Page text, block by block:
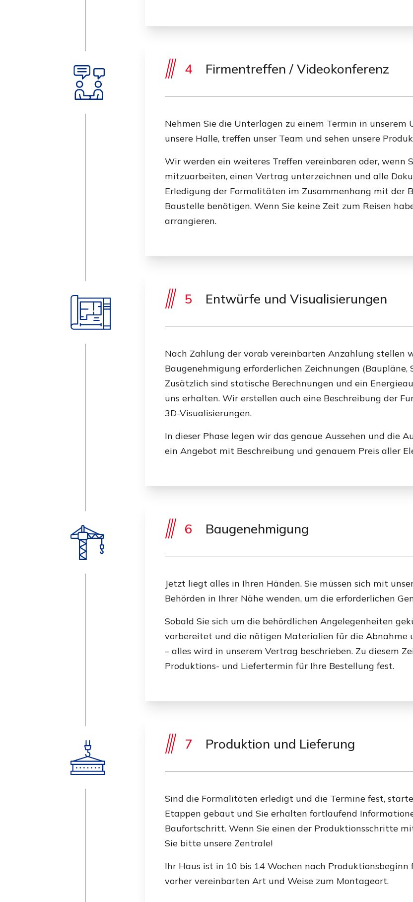
4 Firmentreffen / Videokonferenz
Nehmen Sie die Unterlagen zu einem Termin in
unsere Halle, treffen unser Team und sehen unsere
Wir werden ein weiteres Treffen vereinbaren oder, wenn
mitzuarbeiten, einen Vertrag unterzeichnen und alle
Erledigung der Formalitäten im Zusammenhang mit der
Baustelle benötigen. Wenn Sie keine Zeit zum Reisen
arrangieren.
5 Entwürfe und Visualisierungen
Nach Zahlung der vorab vereinbarten Anzahlung stellen
Baugenehmigung erforderlichen Zeichnungen
Zusätzlich sind statische Berechnungen und ein
uns erhalten. Wir erstellen auch eine Beschreibung der
3D-Visualisierungen.
In dieser Phase legen wir das genaue Aussehen und die
ein Angebot mit Beschreibung und genauem Preis aller
6 Baugenehmigung
Jetzt liegt alles in Ihren Händen. Sie müssen sich mit
Behörden in Ihrer Nähe wenden, um die erforderlichen
Sobald Sie sich um die behördlichen Angelegenheiten
vorbereitet und die nötigen Materialien für die Abnahme
– alles wird in unserem Vertrag beschrieben. Zu diesem
Produktions- und Liefertermin für Ihre Bestellung fest.
7 Produktion und Lieferung
Sind die Formalitäten erledigt und die Termine fest,
Etappen gebaut und Sie erhalten fortlaufend
Baufortschritt. Wenn Sie einen der Produktionsschritte
Sie bitte unsere Zentrale!
Ihr Haus ist in 10 bis 14 Wochen nach
vorher vereinbarten Art und Weise zum Montageort.